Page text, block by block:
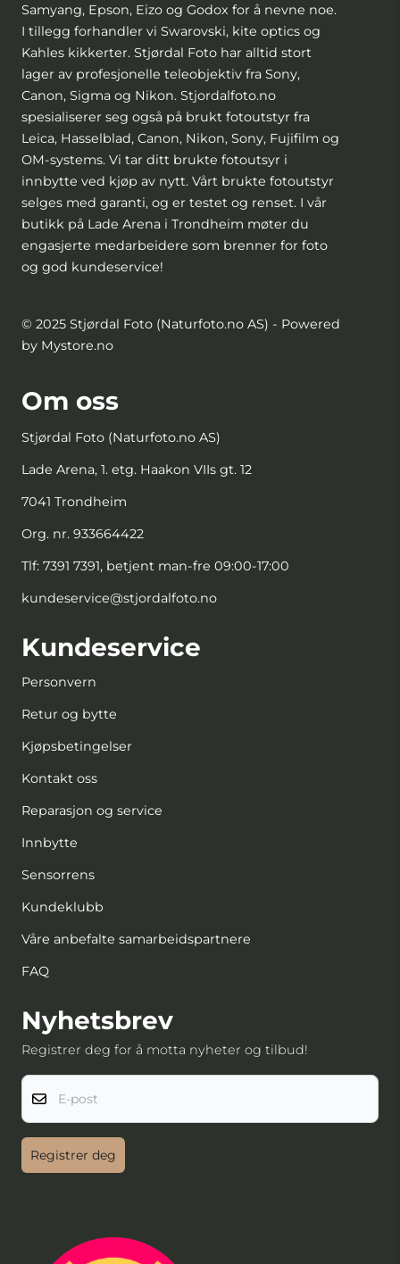
Samyang, Epson, Eizo og Godox for å nevne noe.
I tillegg forhandler vi Swarovski, kite optics og
Kahles kikkerter. Stjørdal Foto har alltid stort
lager av profesjonelle teleobjektiv fra Sony,
Canon, Sigma og Nikon. Stjordalfoto.no
spesialiserer seg også på brukt fotoutstyr fra
Leica, Hasselblad, Canon, Nikon, Sony, Fujifilm og
OM-systems. Vi tar ditt brukte fotoutsyr i
innbytte ved kjøp av nytt. Vårt brukte fotoutstyr
selges med garanti, og er testet og renset. I vår
butikk på Lade Arena i Trondheim møter du
engasjerte medarbeidere som brenner for foto
og god kundeservice!
© 2025 Stjørdal Foto (Naturfoto.no AS) - Powered
by Mystore.no
Om oss
Stjørdal Foto (Naturfoto.no AS)
Lade Arena, 1. etg. Haakon VIIs gt. 12
7041 Trondheim
Org. nr. 933664422
Tlf: 7391 7391, betjent man-fre 09:00-17:00
kundeservice@stjordalfoto.no
Kundeservice
Personvern
Retur og bytte
Kjøpsbetingelser
Kontakt oss
Reparasjon og service
Innbytte
Sensorrens
Kundeklubb
Våre anbefalte samarbeidspartnere
FAQ
Nyhetsbrev
Registrer deg for å motta nyheter og tilbud!
E-post
Registrer deg